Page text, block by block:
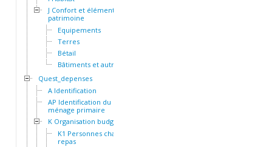
J Confort et éléments de
patrimoine
Equipements
Terres
Bétail
Bâtiments et autres actifs
Quest_depenses
A Identification
AP Identification du
ménage primaire
K Organisation budgétaire
K1 Personnes chargées du
repas